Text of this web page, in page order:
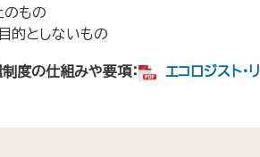
のもの
的としないもの
度の仕組みや要項：
エコロジスト